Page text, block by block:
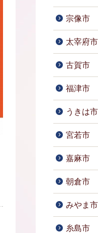
宗像市
太宰府市
古賀市
福津市
うきは市
宮若市
嘉麻市
朝倉市
みやま市
糸島市